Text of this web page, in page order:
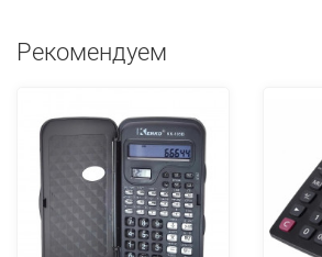
Рекомендуем